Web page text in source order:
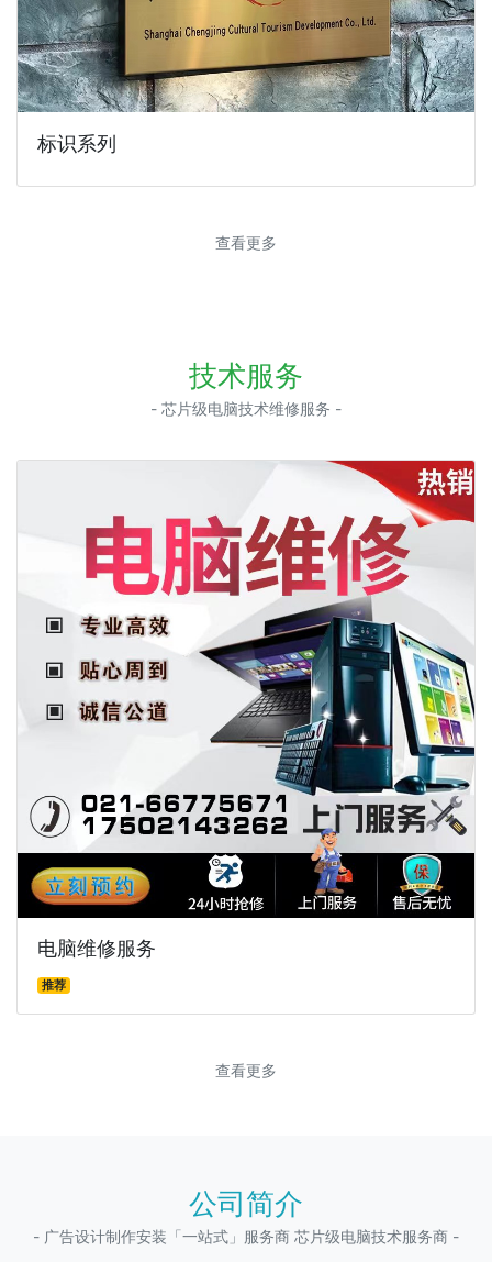
标识系列
查看更多
技术服务
- 芯片级电脑技术维修服务 -
电脑维修服务
推荐
查看更多
公司简介
- 广告设计制作安装「一站式」服务商 芯片级电脑技术服务商 -